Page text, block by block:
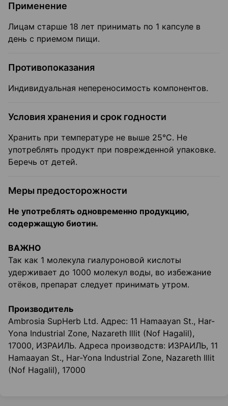
Применение
Лицам старше 18 лет принимать по 1 капсуле в
день с приемом пищи.
Противопоказания
Индивидуальная непереносимость компонентов.
Условия хранения и срок годности
Хранить при температуре не выше 25°C. Не
употреблять продукт при поврежденной упаковке.
Беречь от детей.
Меры предосторожности
Не употреблять одновременно продукцию,
содержащую биотин.
ВАЖНО
Так как 1 молекула гиалуроновой кислоты
удерживает до 1000 молекул воды, во избежание
отёков, препарат следует принимать утром.
Производитель
Ambrosia SupHerb Ltd. Адрес: 11 Hamaayan St., Har-
Yona Industrial Zone, Nazareth lllit (Nof Hagalil),
17000, ИЗРАИЛЬ. Адреса производств: ИЗРАИЛЬ, 11
Hamaayan St., Har-Yona Industrial Zone, Nazareth Illit
(Nof Hagalil), 17000